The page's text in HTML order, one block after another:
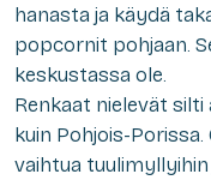
hanasta ja käydä
popcornit pohjaan.
keskustassa ole.
Renkaat nielevät
kuin Pohjois-
vaihtua tuulimyllyihin